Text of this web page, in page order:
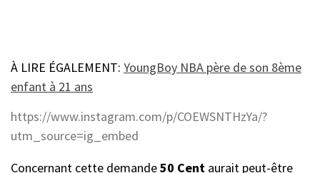
À LIRE ÉGALEMENT: YoungBoy NBA père de son 8ème
enfant à 21 ans
https://www.instagram.com/p/COEWSNTHzYa/?
utm_source=ig_embed
Concernant cette demande50 Cent aurait peut-être